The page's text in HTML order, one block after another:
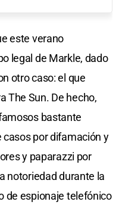
este verano
legal de Markle, dado
otro caso: el que
The Sun. De hecho,
bastante
por difamación y
y paparazzi por
notoriedad durante la
de espionaje telefónico